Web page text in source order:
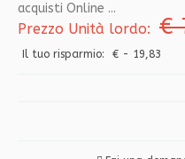
acquisti Online ...
Prezzo Unità lordo: €
Il tuo risparmio: € - 19,83